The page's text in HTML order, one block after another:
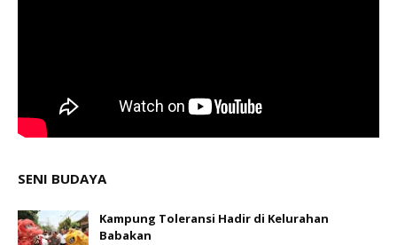
SENI BUDAYA
Kampung Toleransi Hadir di Kelurahan
Babakan